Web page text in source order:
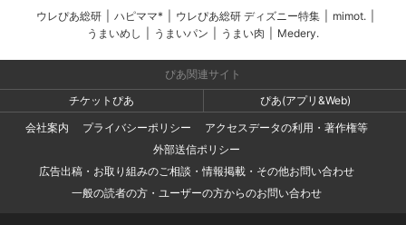
ウレぴあ総研 ハピママ* ウレぴあ総研 ディズニー特集 mimot.
うまいめし
うまいパン うまい肉 Medery.
ぴあ関連サイト
チケットぴあ
ぴあ(アプリ&Web)
会社案内
プライバシーポリシー
アクセスデータの利用・著作権等
外部送信ポリシー
広告出稿・お取り組みのご相談・情報掲載・その他お問い合わせ
一般の読者の方・ユーザーの方からのお問い合わせ